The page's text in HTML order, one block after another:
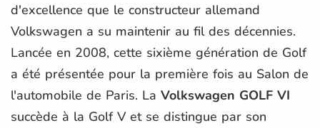
d'excellence que le constructeur allemand
Volkswagen a su maintenir au fil des décennies.
Lancée en 2008, cette sixième génération de Golf
a été présentée pour la première fois au Salon de
l'automobile de Paris. La Volkswagen GOLF VI
succède à la Golf V et se distingue par son